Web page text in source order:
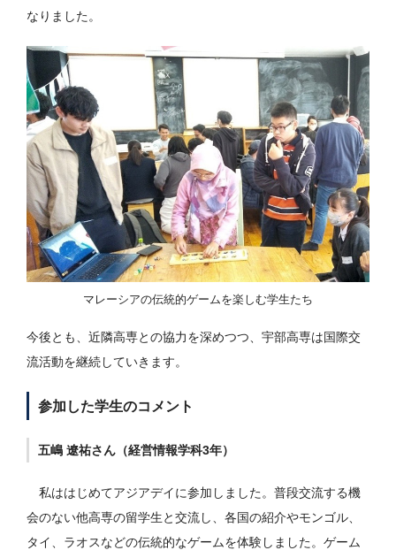
なりました。
マレーシアの伝統的ゲームを楽しむ学生たち
今後とも、近隣高専との協力を深めつつ、宇部高専は国際交
流活動を継続していきます。
参加した学生のコメント
五嶋 遼祐さん（経営情報学科3年）
私ははじめてアジアデイに参加しました。普段交流する機
会のない他高専の留学生と交流し、各国の紹介やモンゴル、
タイ、ラオスなどの伝統的なゲームを体験しました。ゲーム